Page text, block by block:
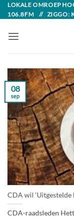
Skip
to
content
LOKALE OMROEP
106.8FM // ZIGGO:
CDA wil
CDA-raadsleden
08
sep